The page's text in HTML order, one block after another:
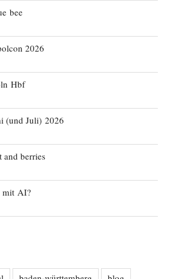
bee
2026
Hbf
(und Juli) 2026
and berries
mit AI?